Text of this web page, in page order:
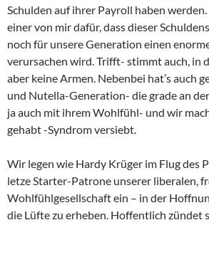
Schulden auf ihrer Payroll haben
einer von mir dafür, dass dieser
noch für unsere Generation einen
verursachen wird. Trifft- stimmt auch, in
aber keine Armen. Nebenbei hat’s auch
und Nutella-Generation- die grade an
ja auch mit ihrem Wohlfühl- und wir
gehabt -Syndrom versiebt.
Wir legen wie Hardy Krüger im Flug des
letze Starter-Patrone unserer liberalen,
Wohlfühlgesellschaft ein – in der
die Lüfte zu erheben. Hoffentlich zündet